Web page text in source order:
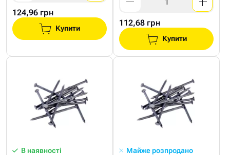
124,96 грн
Купити
112,68 грн
Купити
В наявності Майже розпродано